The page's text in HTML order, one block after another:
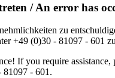
/ An error has
zu
+49 (0)30 - 81097 - 601
If you require assistance,
81097 - 601.